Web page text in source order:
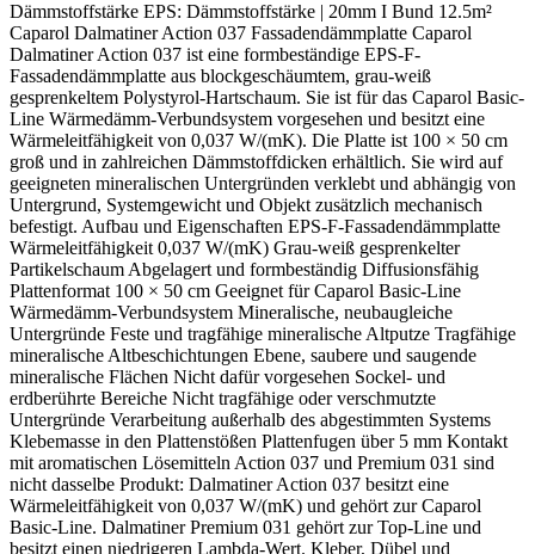
Dämmstoffstärke EPS: Dämmstoffstärke | 20mm I Bund 12.5m²
Caparol Dalmatiner Action 037 Fassadendämmplatte Caparol
Dalmatiner Action 037 ist eine formbeständige EPS-F-
Fassadendämmplatte aus blockgeschäumtem, grau-weiß
gesprenkeltem Polystyrol-Hartschaum. Sie ist für das Caparol Basic-
Line Wärmedämm-Verbundsystem vorgesehen und besitzt eine
Wärmeleitfähigkeit von 0,037 W/(mK). Die Platte ist 100 × 50 cm
groß und in zahlreichen Dämmstoffdicken erhältlich. Sie wird auf
geeigneten mineralischen Untergründen verklebt und abhängig von
Untergrund, Systemgewicht und Objekt zusätzlich mechanisch
befestigt. Aufbau und Eigenschaften EPS-F-Fassadendämmplatte
Wärmeleitfähigkeit 0,037 W/(mK) Grau-weiß gesprenkelter
Partikelschaum Abgelagert und formbeständig Diffusionsfähig
Plattenformat 100 × 50 cm Geeignet für Caparol Basic-Line
Wärmedämm-Verbundsystem Mineralische, neubaugleiche
Untergründe Feste und tragfähige mineralische Altputze Tragfähige
mineralische Altbeschichtungen Ebene, saubere und saugende
mineralische Flächen Nicht dafür vorgesehen Sockel- und
erdberührte Bereiche Nicht tragfähige oder verschmutzte
Untergründe Verarbeitung außerhalb des abgestimmten Systems
Klebemasse in den Plattenstößen Plattenfugen über 5 mm Kontakt
mit aromatischen Lösemitteln Action 037 und Premium 031 sind
nicht dasselbe Produkt: Dalmatiner Action 037 besitzt eine
Wärmeleitfähigkeit von 0,037 W/(mK) und gehört zur Caparol
Basic-Line. Dalmatiner Premium 031 gehört zur Top-Line und
besitzt einen niedrigeren Lambda-Wert. Kleber, Dübel und